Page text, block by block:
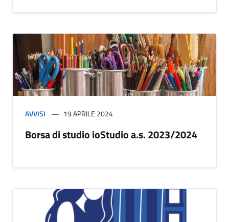
AVVISI 19 APRILE 2024
Borsa di studio ioStudio a.s. 2023/2024